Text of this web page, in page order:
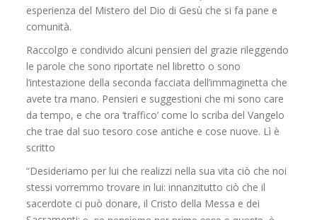
esperienza del Mistero del Dio di Gesù che si fa pane e
comunità.
Raccolgo e condivido alcuni pensieri del grazie rileggendo
le parole che sono riportate nel libretto o sono
l’intestazione della seconda facciata dell’immaginetta che
avete tra mano. Pensieri e suggestioni che mi sono care
da tempo, e che ora ‘traffico’ come lo scriba del Vangelo
che trae dal suo tesoro cose antiche e cose nuove. Lì è
scritto
“Desideriamo per lui che realizzi nella sua vita ciò che noi
stessi vorremmo trovare in lui: innanzitutto ciò che il
sacerdote ci può donare, il Cristo della Messa e dei